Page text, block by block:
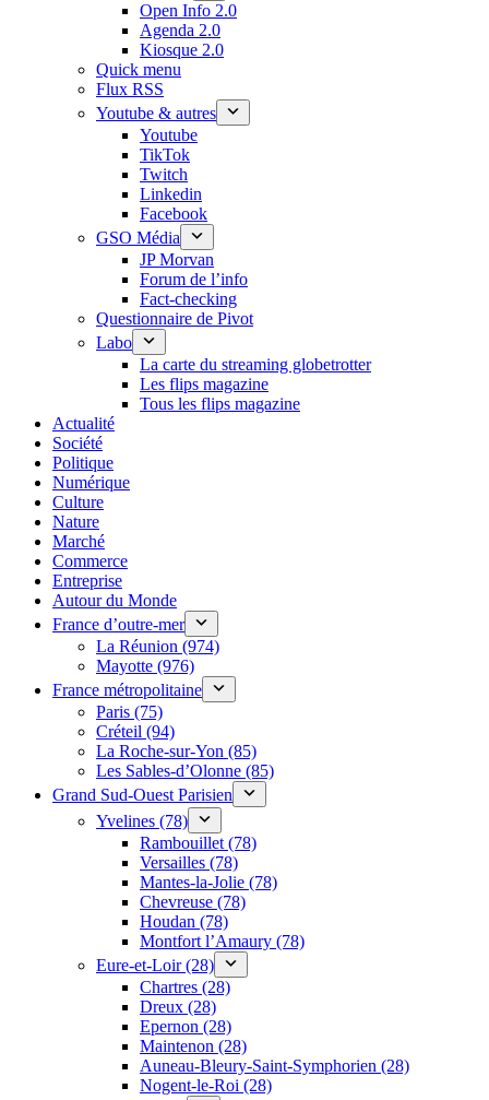
Open Info 2.0
Agenda 2.0
Kiosque 2.0
Quick menu
Flux RSS
Youtube & autres
Youtube
TikTok
Twitch
Linkedin
Facebook
GSO Média
JP Morvan
Forum de l’info
Fact-checking
Questionnaire de Pivot
Labo
La carte du streaming globetrotter
Les flips magazine
Tous les flips magazine
Actualité
Société
Politique
Numérique
Culture
Nature
Marché
Commerce
Entreprise
Autour du Monde
France d’outre-mer
La Réunion (974)
Mayotte (976)
France métropolitaine
Paris (75)
Créteil (94)
La Roche-sur-Yon (85)
Les Sables-d’Olonne (85)
Grand Sud-Ouest Parisien
Yvelines (78)
Rambouillet (78)
Versailles (78)
Mantes-la-Jolie (78)
Chevreuse (78)
Houdan (78)
Montfort l’Amaury (78)
Eure-et-Loir (28)
Chartres (28)
Dreux (28)
Epernon (28)
Maintenon (28)
Auneau-Bleury-Saint-Symphorien (28)
Nogent-le-Roi (28)